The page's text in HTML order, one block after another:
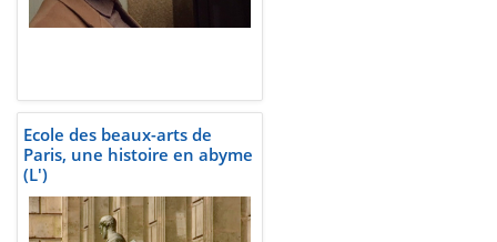
Ecole des beaux-arts de
Paris, une histoire en abyme
(L')